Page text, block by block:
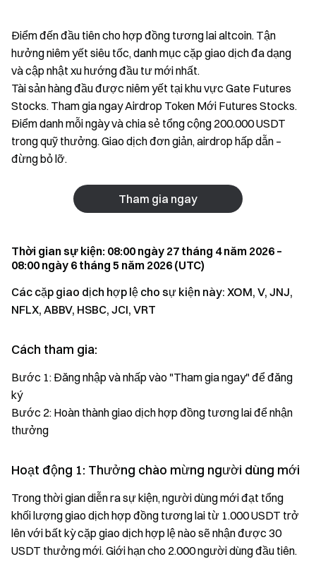
Điểm đến đầu tiên cho hợp đồng tương lai altcoin. Tận
hưởng niêm yết siêu tốc, danh mục cặp giao dịch đa dạng
và cập nhật xu hướng đầu tư mới nhất.
Tài sản hàng đầu được niêm yết tại khu vực Gate Futures
Stocks. Tham gia ngay Airdrop Token Mới Futures Stocks.
Điểm danh mỗi ngày và chia sẻ tổng cộng 200.000 USDT
trong quỹ thưởng. Giao dịch đơn giản, airdrop hấp dẫn –
đừng bỏ lỡ.
Tham gia ngay
Thời gian sự kiện: 08:00 ngày 27 tháng 4 năm 2026 –
08:00 ngày 6 tháng 5 năm 2026 (UTC)
Các cặp giao dịch hợp lệ cho sự kiện này: XOM, V, JNJ,
NFLX, ABBV, HSBC, JCI, VRT
Cách tham gia:
Bước 1: Đăng nhập và nhấp vào "Tham gia ngay" để đăng
ký
Bước 2: Hoàn thành giao dịch hợp đồng tương lai để nhận
thưởng
Hoạt động 1: Thưởng chào mừng người dùng mới
Trong thời gian diễn ra sự kiện, người dùng mới đạt tổng
khối lượng giao dịch hợp đồng tương lai từ 1.000 USDT trở
lên với bất kỳ cặp giao dịch hợp lệ nào sẽ nhận được 30
USDT thưởng mới. Giới hạn cho 2.000 người dùng đầu tiên.